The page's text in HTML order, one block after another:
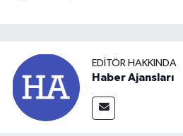
EDITÖR HAKKINDA
Haber Ajansları